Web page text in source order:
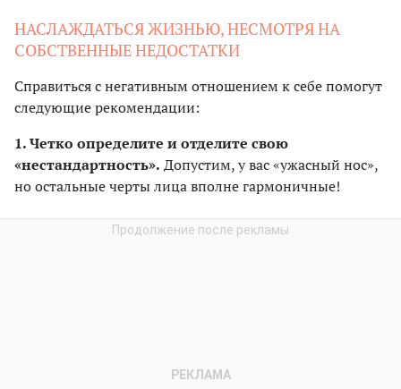
НАСЛАЖДАТЬСЯ ЖИЗНЬЮ, НЕСМОТРЯ НА
СОБСТВЕННЫЕ НЕДОСТАТКИ
Справиться с негативным отношением к себе помогут
следующие рекомендации:
1. Четко определите и отделите свою
«нестандартность». Допустим, у вас «ужасный нос»,
но остальные черты лица вполне гармоничные!